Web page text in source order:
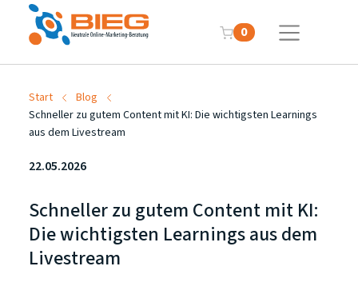
0
Start
Blog
Schneller zu gutem Content mit KI: Die wichtigsten Learnings
aus dem Livestream
22.05.2026
Schneller zu gutem Content mit KI:
Die wichtigsten Learnings aus dem
Livestream